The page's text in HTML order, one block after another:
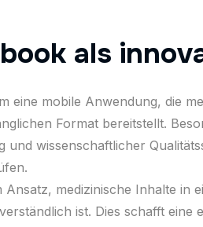
als
eine mobile Anwendung, die
Format bereitstellt.
wissenschaftlicher
medizinische Inhalte in
ist. Dies schafft eine